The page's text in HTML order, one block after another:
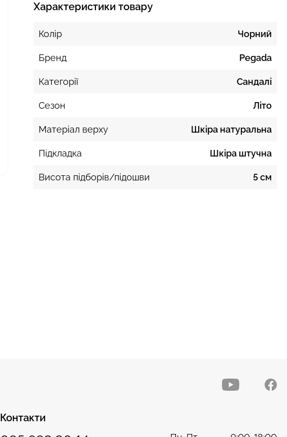
Характеристики товару
Колір Чорний
Бренд Pegada
Категорії Сандалі
Сезон Літо
Матеріал верху Шкіра натуральна
Підкладка Шкіра штучна
Висота підборів/підошви 5 см
Контакти